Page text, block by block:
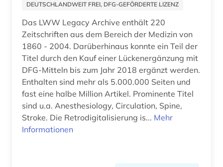
alte drucke (2)
alte geschichte (9)
alte landesschule korbach (1)
alte nationalgalerie (2)
alte sorte (1)
DEUTSCHLANDWEIT FREI, DFG-GEFÖRDERTE LIZENZ
Das LWW Legacy Archive enthält 220
Zeitschriften aus dem Bereich der Medizin von
1860 - 2004. Darüberhinaus konnte ein Teil der
Titel durch den Kauf einer Lückenergänzung mit
DFG-Mitteln bis zum Jahr 2018 ergänzt werden.
Enthalten sind mehr als 5.000.000 Seiten und
fast eine halbe Million Artikel. Prominente Titel
sind u.a. Anesthesiology, Circulation, Spine,
Stroke. Die Retrodigitalisierung is... Mehr
Informationen